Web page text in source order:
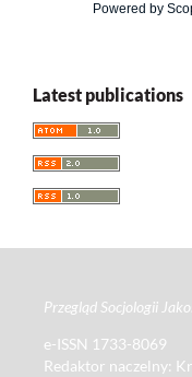
Powered by
Latest publications
Przegląd Socjologii
e-ISSN 1733-8069
Redaktor naczelny: